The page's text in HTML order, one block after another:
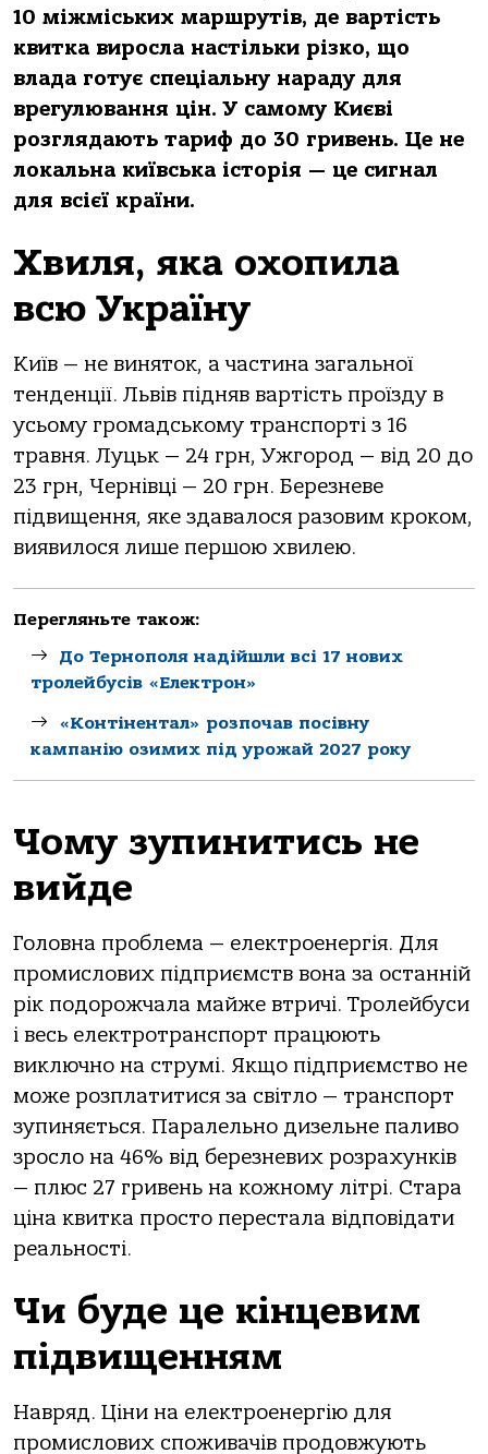
10 міжміських маршрутів, де вартість
квитка виросла настільки різко, що
влада готує спеціальну нараду для
врегулювання цін. У самому Києві
розглядають тариф до 30 гривень. Це не
локальна київська історія — це сигнал
для всієї країни.
Хвиля, яка охопила
всю Україну
Київ — не виняток, а частина загальної
тенденції. Львів підняв вартість проїзду в
усьому громадському транспорті з 16
травня. Луцьк — 24 грн, Ужгород — від 20 до
23 грн, Чернівці — 20 грн. Березневе
підвищення, яке здавалося разовим кроком,
виявилося лише першою хвилею.
Перегляньте також:
До Тернополя надійшли всі 17 нових
тролейбусів «Електрон»
«Контінентал» розпочав посівну
кампанію озимих під урожай 2027 року
Чому зупинитись не
вийде
Головна проблема — електроенергія. Для
промислових підприємств вона за останній
рік подорожчала майже втричі. Тролейбуси
і весь електротранспорт працюють
виключно на струмі. Якщо підприємство не
може розплатитися за світло — транспорт
зупиняється. Паралельно дизельне паливо
зросло на 46% від березневих розрахунків
— плюс 27 гривень на кожному літрі. Стара
ціна квитка просто перестала відповідати
реальності.
Чи буде це кінцевим
підвищенням
Навряд. Ціни на електроенергію для
промислових споживачів продовжують